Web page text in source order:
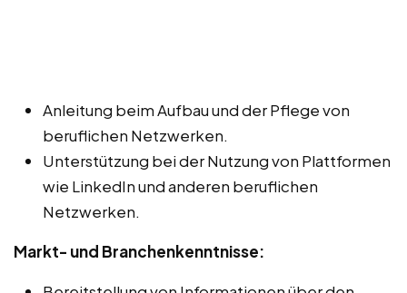
Anleitung beim Aufbau und der Pflege von
beruflichen Netzwerken.
Unterstützung bei der Nutzung von Plattformen
wie LinkedIn und anderen beruflichen
Netzwerken.
Markt- und Branchenkenntnisse: